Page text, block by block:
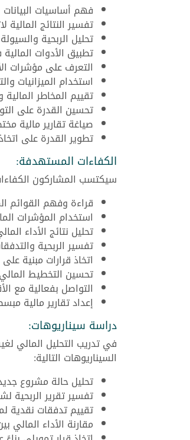
فهم أساسيات البيانات
تفسير النتائج المالية
تحليل الربحية
تطبيق الأدوات
التعرف على مؤشرات
استخدام الميزانيات
تقييم المخاطر المالية
تحسين القدرة على
صياغة تقارير مالية
تطوير القدرة على
الكفاءات المستهدفة:
سيكتسب المشاركون الكفاءات
قراءة وفهم القوائم
استخدام المؤشرات
تحليل نتائج الأداء
تفسير الربحية
اتخاذ قرارات مبنية على
تحسين التخطيط المالي
التواصل بفعالية مع
إعداد تقارير مالية
دراسة سيناريوهات:
في تدريب التحليل المالي
السيناريوهات التالية:
تحليل حالة مشروع
تفسير تقرير الربحية
تقييم تدفقات نقدية
مقارنة الأداء المالي